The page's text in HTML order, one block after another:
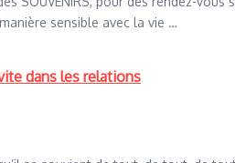
sensible avec la vie …
dans les relations